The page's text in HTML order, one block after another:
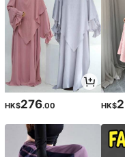
HK$276.00 HK$